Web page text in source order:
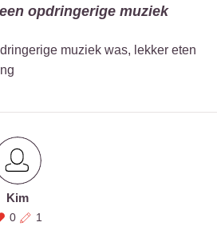
opdringerige muziek
muziek was, lekker eten
Kim
0 1